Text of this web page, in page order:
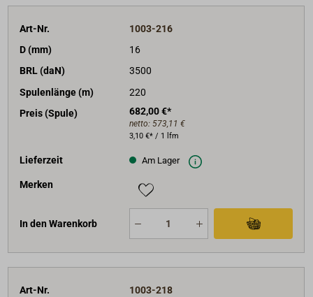
Art-Nr.
1003-216
D (mm)
16
BRL (daN)
3500
Spulenlänge (m)
220
Preis (Spule)
682,00 €*
netto: 573,11 €
3,10 €* / 1 lfm
Lieferzeit Am Lager
Merken
In den Warenkorb
Art-Nr.
1003-218